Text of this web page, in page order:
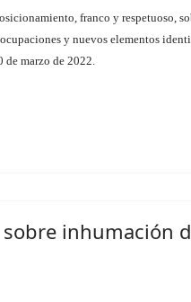
franco y
y nuevos elementos
de marzo de 2022.
sobre inhumación